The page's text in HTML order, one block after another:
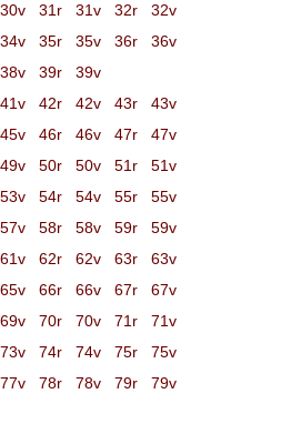
30v 31r 31v 32r
32v
34v 35r 35v 36r
36v
38v 39r
39v
41v 42r 42v 43r
43v
45v 46r 46v 47r
47v
49v 50r 50v 51r
51v
53v 54r 54v 55r
55v
57v 58r 58v 59r
59v
61v 62r 62v 63r
63v
65v 66r 66v 67r
67v
69v 70r 70v 71r
71v
73v 74r 74v 75r
75v
77v 78r 78v 79r
79v